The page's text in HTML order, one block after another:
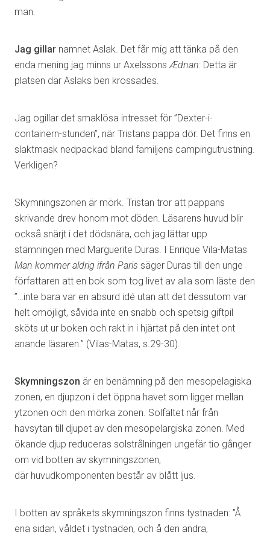
man.
Jag gillar namnet Aslak. Det får mig att tänka på den
enda mening jag minns ur Axelssons Ædnan: Detta är
platsen där Aslaks ben krossades.
Jag ogillar det smaklösa intresset för ”Dexter-i-
containern-stunden”, när Tristans pappa dör. Det finns en
slaktmask nedpackad bland familjens campingutrustning.
Verkligen?
Skymningszonen är mörk. Tristan tror att pappans
skrivande drev honom mot döden. Läsarens huvud blir
också snärjt i det dödsnära, och jag lättar upp
stämningen med Marguerite Duras. I Enrique Vila-Matas
Man kommer aldrig ifrån Paris säger Duras till den unge
författaren att en bok som tog livet av alla som läste den
”…inte bara var en absurd idé utan att det dessutom var
helt omöjligt, såvida inte en snabb och spetsig giftpil
sköts ut ur boken och rakt in i hjärtat på den intet ont
anande läsaren.” (Vilas-Matas, s.29-30).
Skymningszon är en benämning på den mesopelagiska
zonen, en djupzon i det öppna havet som ligger mellan
ytzonen och den mörka zonen. Solfältet når från
havsytan till djupet av den mesopelargiska zonen. Med
ökande djup reduceras solstrålningen ungefär tio gånger
om vid botten av skymningszonen,
där huvudkomponenten består av blått ljus.
I botten av språkets skymningszon finns tystnaden: ”Å
ena sidan, våldet i tystnaden, och å den andra,